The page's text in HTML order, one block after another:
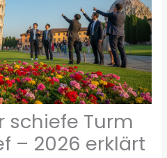
schiefe Turm
– 2026 erklärt